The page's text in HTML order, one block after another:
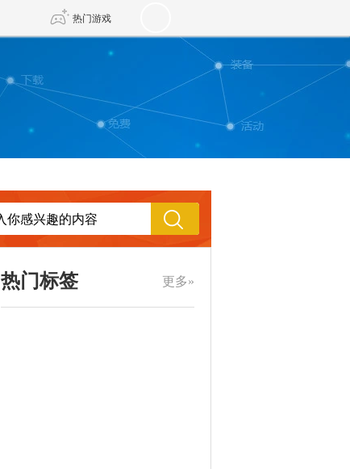
热门游戏
DNF 传奇4
诛仙世界 新仙侠5
更多»
热门标签